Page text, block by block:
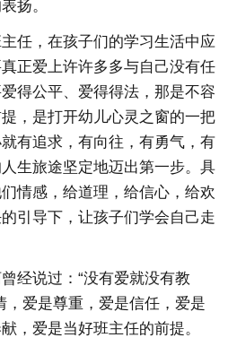
扬。
任，在孩子们的学习生活中应
正爱上许许多多与自己没有任
得公平、爱得得法，那是不容
，是打开幼儿心灵之窗的一把
有追求，有向往，有勇气，有
生旅途坚定地迈出第一步。具
情感，给道理，给信心，给欢
引导下，让孩子们学会自己走
经说过：“没有爱就没有教
，爱是尊重，爱是信任，爱是
，爱是当好班主任的前提。